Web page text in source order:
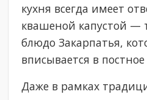
кухня всегда имеет
квашеной капустой —
блюдо Закарпатья,
вписывается в
Даже в рамках